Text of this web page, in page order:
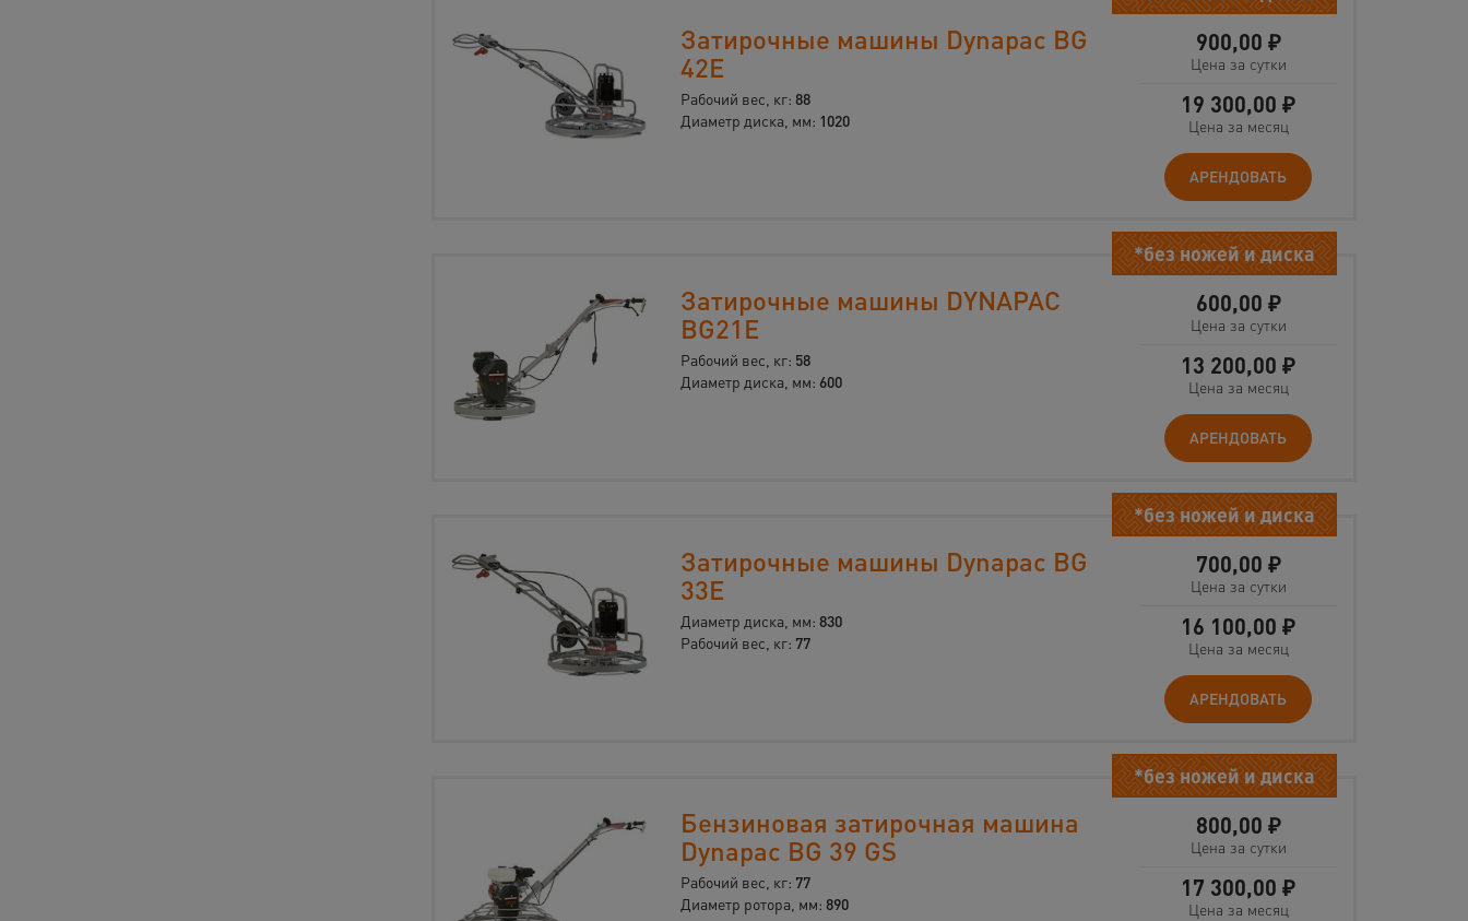
Затирочные машины Dynapac BG
42E
Рабочий вес, кг: 88
Диаметр диска, мм: 1020
900,00 ₽
Цена за сутки
19 300,00 ₽
Цена за месяц
АРЕНДОВАТЬ
*без ножей и диска
Затирочные машины DYNAPAC
BG21E
Рабочий вес, кг: 58
Диаметр диска, мм: 600
600,00 ₽
Цена за сутки
13 200,00 ₽
Цена за месяц
АРЕНДОВАТЬ
*без ножей и диска
Затирочные машины Dynapac BG
33E
Диаметр диска, мм: 830
Рабочий вес, кг: 77
700,00 ₽
Цена за сутки
16 100,00 ₽
Цена за месяц
АРЕНДОВАТЬ
*без ножей и диска
Бензиновая затирочная машина
Dynapac BG 39 GS
Рабочий вес, кг: 77
Диаметр ротора, мм: 890
800,00 ₽
Цена за сутки
17 300,00 ₽
Цена за месяц